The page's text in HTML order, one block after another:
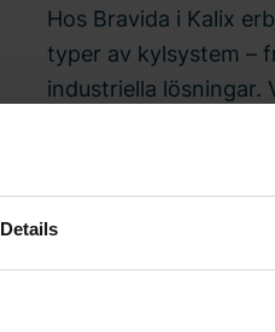
Details
Hos Bravida i Kalix
typer av kylsystem –
industriella lösningar.
köldmedier och
ammoniak, alltid
Vi tar hand om hela
installation och
service och